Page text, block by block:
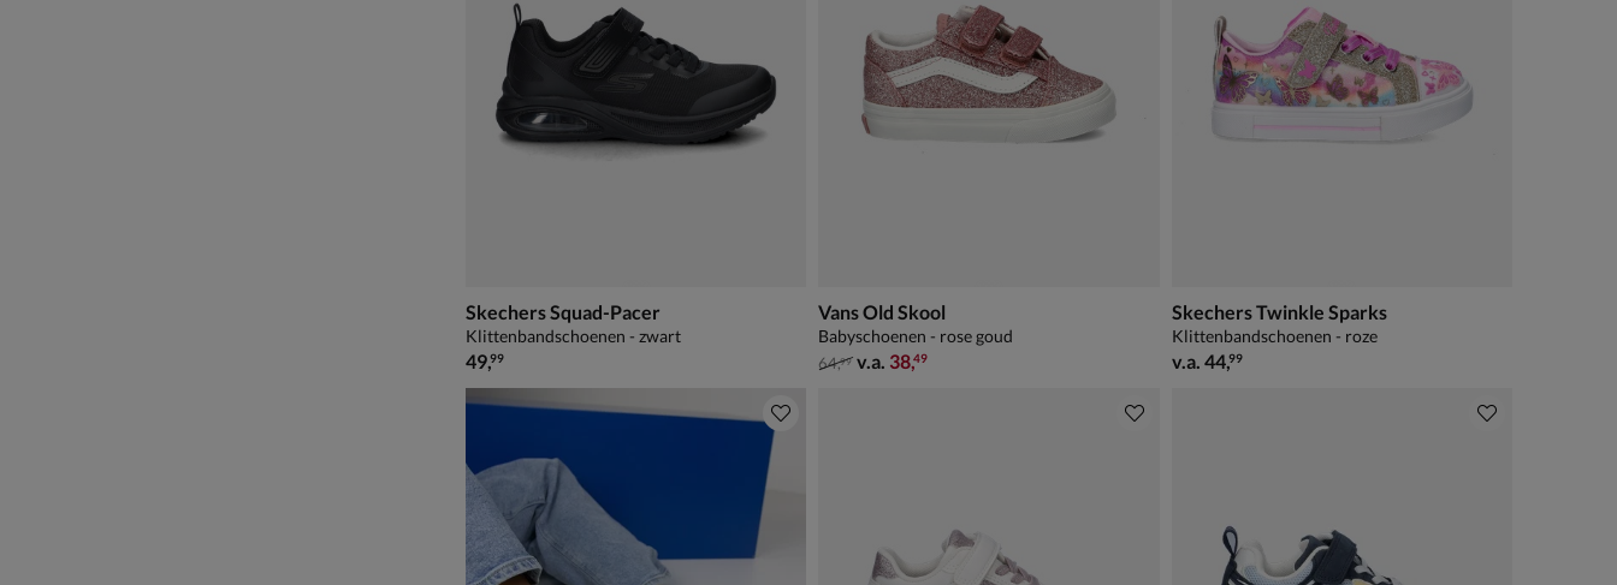
Skechers Squad-Pacer
Klittenbandschoenen - zwart
€ 49,99
49,99
Vans Old Skool
Babyschoenen - rose goud
van € 64,99 vanaf € 38,49
64,99 v.a. 38,49
Skechers Twinkle Sparks
Klittenbandschoenen - roze
vanaf € 44,99
v.a. 44,99